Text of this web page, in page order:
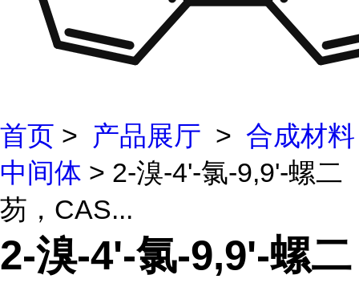
首页 > 产品展厅 > 合成材料
中间体 > 2-溴-4'-氯-9,9'-螺二
芴，CAS...
2-溴-4'-氯-9,9'-螺二